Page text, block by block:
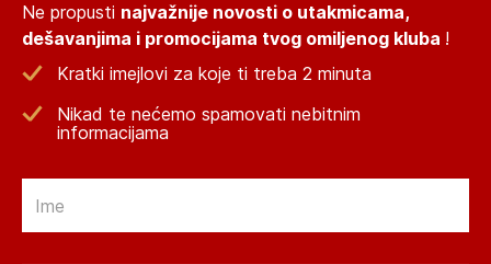
Ne propusti najvažnije novosti o utakmicama,
dešavanjima i promocijama tvog omiljenog kluba !
Kratki imejlovi za koje ti treba 2 minuta
Nikad te nećemo spamovati nebitnim
informacijama